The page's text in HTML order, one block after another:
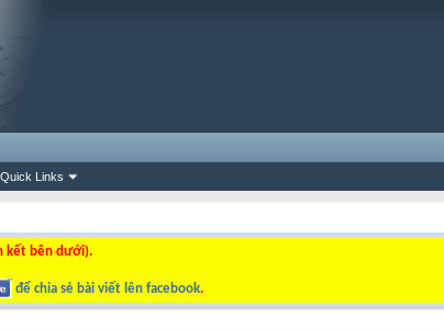
Quick Links
kết bên dưới).
để chia sẻ bài viết lên facebook.